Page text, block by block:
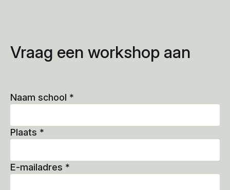
Vraag een workshop aan
Naam school *
Plaats *
E-mailadres *